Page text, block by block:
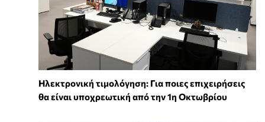
Ηλεκτρονική τιμολόγηση: Για ποιες επιχειρήσεις
θα είναι υποχρεωτική από την 1η Οκτωβρίου